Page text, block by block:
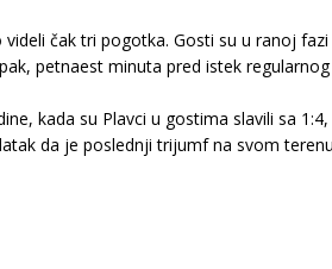
čak tri pogotka. Gosti su u ranoj
petnaest minuta pred istek
kada su Plavci u gostima slavili sa
da je poslednji trijumf na svom